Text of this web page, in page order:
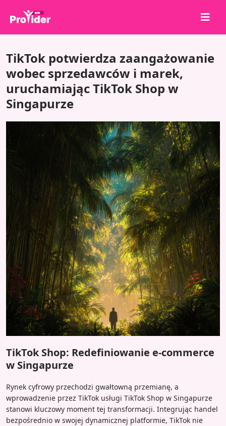
O nas
Zaloguj się
Zarejestruj się
Usługi
TikTok potwierdza zaangażowanie
wobec sprzedawców i marek,
uruchamiając TikTok Shop w
Singapurze
TikTok Shop: Redefiniowanie e-commerce
w Singapurze
Rynek cyfrowy przechodzi gwałtowną przemianę, a
wprowadzenie przez TikTok usługi TikTok Shop w Singapurze
stanowi kluczowy moment tej transformacji. Integrując handel
bezpośrednio w swojej dynamicznej platformie, TikTok nie